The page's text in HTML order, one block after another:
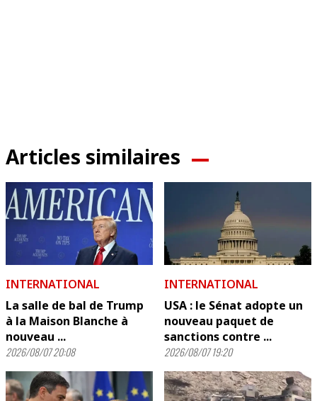
Articles similaires
INTERNATIONAL
La salle de bal de Trump
à la Maison Blanche à
nouveau ...
2026/08/07 20:08
INTERNATIONAL
USA : le Sénat adopte un
nouveau paquet de
sanctions contre ...
2026/08/07 19:20